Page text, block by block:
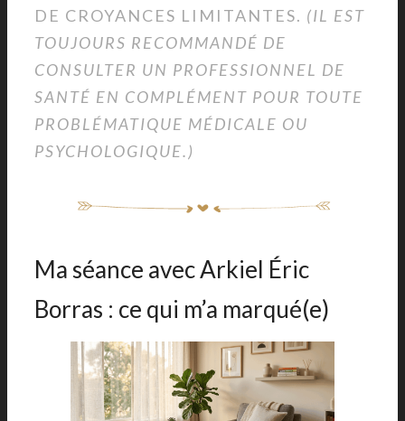
DE CROYANCES LIMITANTES. (IL EST
TOUJOURS RECOMMANDÉ DE
CONSULTER UN PROFESSIONNEL DE
SANTÉ EN COMPLÉMENT POUR TOUTE
PROBLÉMATIQUE MÉDICALE OU
PSYCHOLOGIQUE.)
Ma séance avec Arkiel Éric
Borras : ce qui m’a marqué(e)